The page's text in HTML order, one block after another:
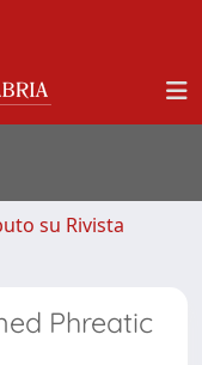
su Rivista
Phreatic